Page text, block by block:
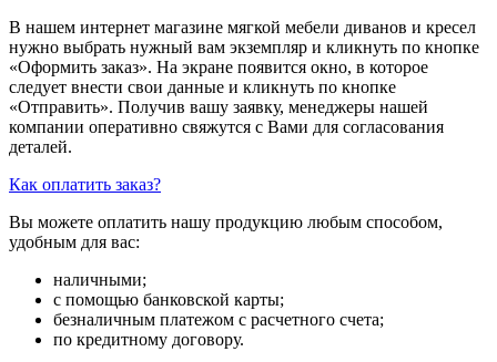
В нашем интернет магазине мягкой мебели диванов и кресел
нужно выбрать нужный вам экземпляр и кликнуть по кнопке
«Оформить заказ». На экране появится окно, в которое
следует внести свои данные и кликнуть по кнопке
«Отправить». Получив вашу заявку, менеджеры нашей
компании оперативно свяжутся с Вами для согласования
деталей.
Как оплатить заказ?
Вы можете оплатить нашу продукцию любым способом,
удобным для вас:
наличными;
с помощью банковской карты;
безналичным платежом с расчетного счета;
по кредитному договору.